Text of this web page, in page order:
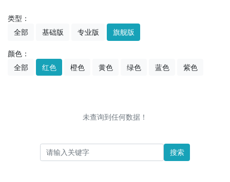
类型：
全部
基础版 专业版 旗舰版
颜色：
全部
红色 橙色 黄色 绿色 蓝色 紫色
未查询到任何数据！
搜索